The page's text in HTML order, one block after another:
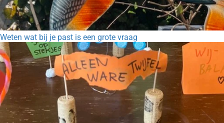
Weten wat bij je past is een grote vraag